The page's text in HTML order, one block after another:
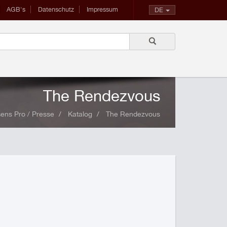
DE
AGB's Datenschutz Impressum
The Rendezvous
Pro / Presse Katalog The Rendezvous